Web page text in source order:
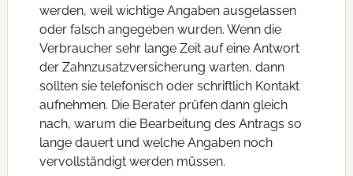
werden, weil wichtige Angaben ausgelassen
oder falsch angegeben wurden. Wenn die
Verbraucher sehr lange Zeit auf eine Antwort
der Zahnzusatzversicherung warten, dann
sollten sie telefonisch oder schriftlich Kontakt
aufnehmen. Die Berater prüfen dann gleich
nach, warum die Bearbeitung des Antrags so
lange dauert und welche Angaben noch
vervollständigt werden müssen.